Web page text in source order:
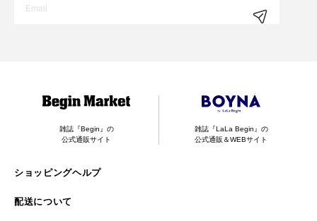
雑誌『Begin』の
公式通販サイト
雑誌『LaLa Begin』の
公式通販＆WEBサイト
ショッピングヘルプ
配送について